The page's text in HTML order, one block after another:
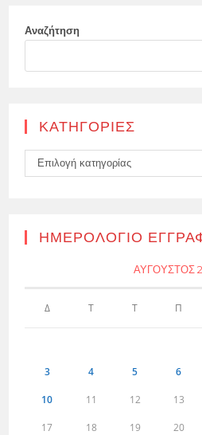
Αναζήτηση
KΑΤΗΓΟΡΊΕΣ
Kατηγορίες
Επιλογή κατηγορίας
ΗΜΕΡΟΛΌΓΙΟ
ΑΎΓΟΥΣΤΟΣ
Δ Τ Τ Π
3 4 5 6
10 11 12 13
17 18 19 20